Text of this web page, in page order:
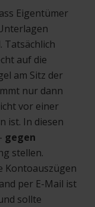
Eigentümer
Tatsächlich
auf die
am Sitz der
nur dann
vor einer
ist. In diesen
gegen
stellen.
Kontoauszügen
per E-Mail ist
sollte